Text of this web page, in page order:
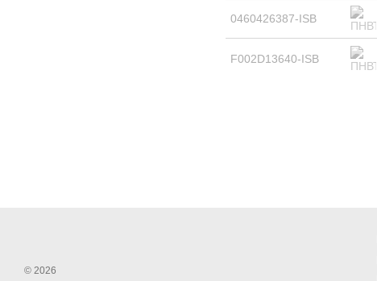
0460426387-ISB
F002D13640-ISB
© 2026